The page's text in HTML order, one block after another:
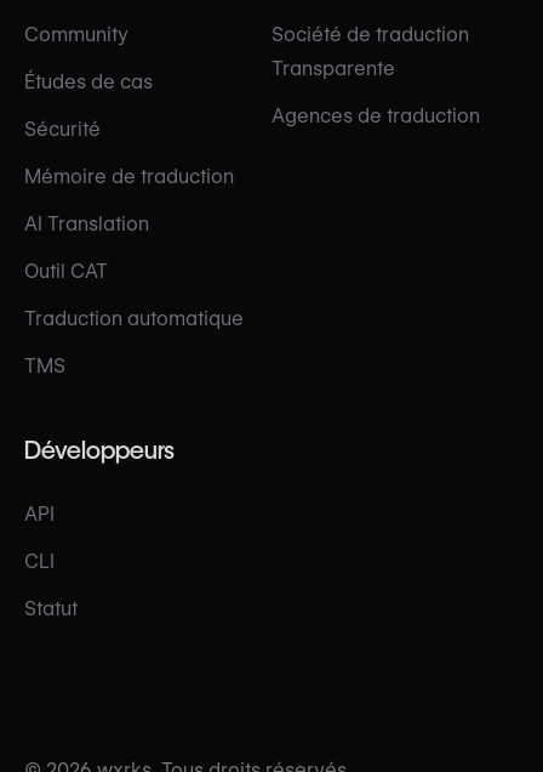
Community
Études de cas
Sécurité
Mémoire de traduction
AI Translation
Outil CAT
Traduction automatique
TMS
Société de traduction
Transparente
Agences de traduction
Développeurs
API
CLI
Statut